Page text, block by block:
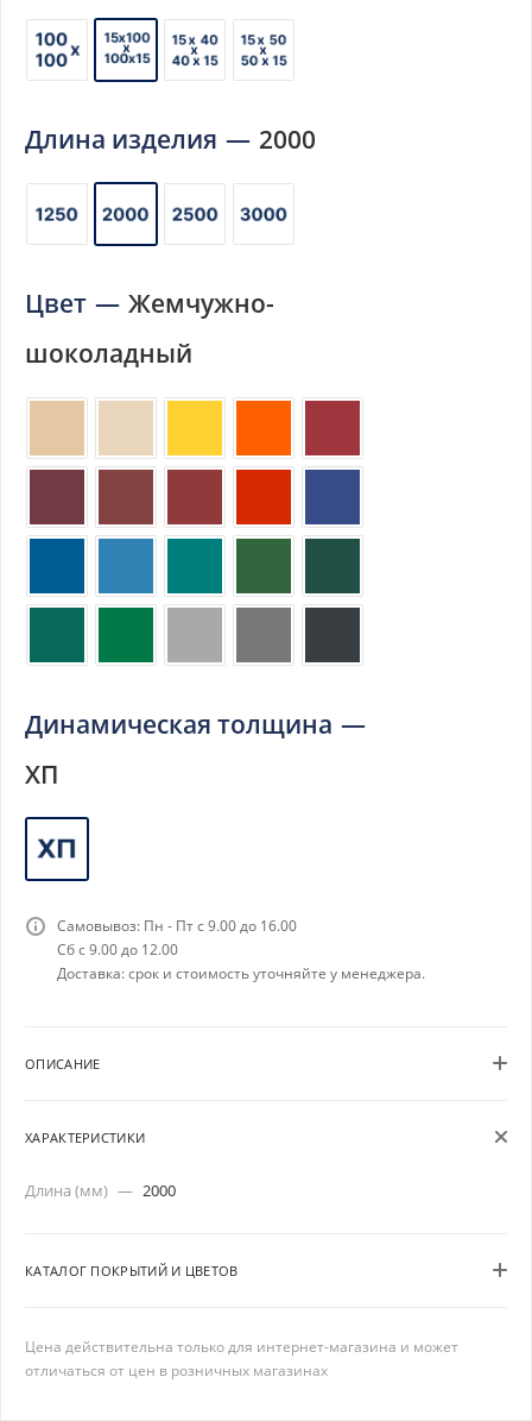
Длина изделия — 2000
Цвет — Жемчужно-
шоколадный
Динамическая толщина —
ХП
Самовывоз: Пн - Пт с 9.00 до 16.00
Сб с 9.00 до 12.00
Доставка: срок и стоимость уточняйте у менеджера.
ОПИСАНИЕ
ХАРАКТЕРИСТИКИ
Длина (мм) — 2000
КАТАЛОГ ПОКРЫТИЙ И ЦВЕТОВ
Цена действительна только для интернет-магазина и может
отличаться от цен в розничных магазинах